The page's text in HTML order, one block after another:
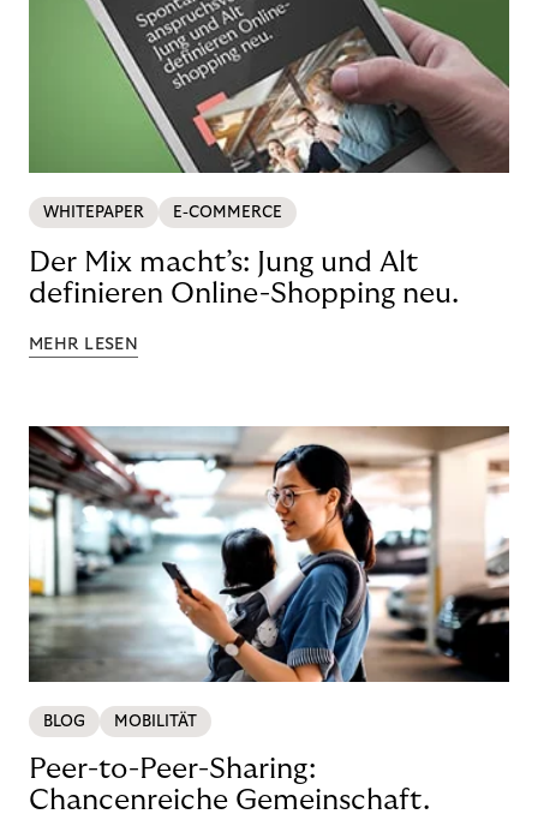
WHITEPAPER E-COMMERCE
Der Mix macht’s: Jung und Alt
definieren Online-Shopping neu.
MEHR LESEN
BLOG MOBILITÄT
Peer-to-Peer-Sharing:
Chancenreiche Gemeinschaft.